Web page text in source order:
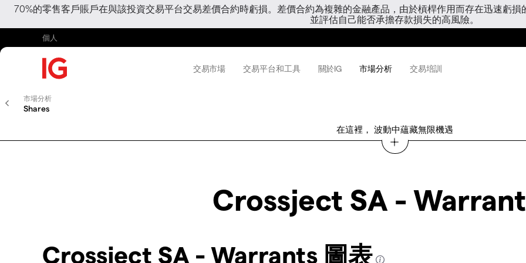
70%的零售客戶賬戶在與該投資交易平台交易差價合約時虧損。差價合約為複雜的金融產品，由於槓桿作用而存在迅速虧
並評估自己能否承擔存款損失的高風險。
個人
交易市場 交易平台和工具 關於IG 市場分析 交易培訓
市場分析
Shares
在這裡， 波動中蘊藏無限機遇
Crossject SA -
Crossject SA - Warrants 圖表